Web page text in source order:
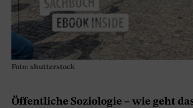
Foto: shutterstock
Öffentliche Soziologie – wie geht